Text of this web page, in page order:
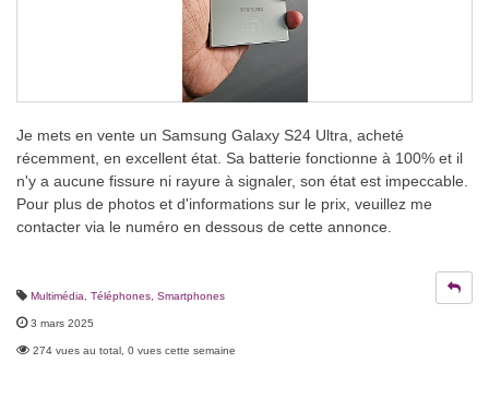
Je mets en vente un Samsung Galaxy S24 Ultra, acheté
récemment, en excellent état. Sa batterie fonctionne à 100% et il
n'y a aucune fissure ni rayure à signaler, son état est impeccable.
Pour plus de photos et d'informations sur le prix, veuillez me
contacter via le numéro en dessous de cette annonce.
Multimédia Téléphones, Smartphones
3 mars 2025
274 vues au total, 0 vues cette semaine